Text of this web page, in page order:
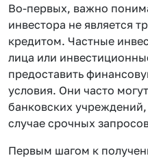
Во-первых, важно
инвестора не является
кредитом. Частные
лица или
предоставить
условия. Они часто
банковских
случае срочных
Первым шагом к